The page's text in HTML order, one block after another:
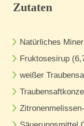
Zutaten
Natürliches
Fruktosesirup
weißer